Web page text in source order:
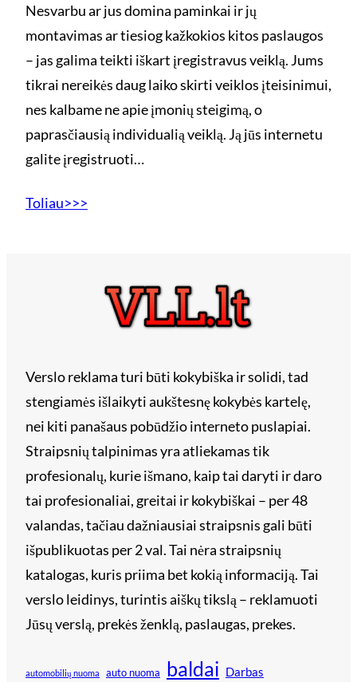
Nesvarbu ar jus domina paminkai ir jų
montavimas ar tiesiog kažkokios kitos paslaugos
– jas galima teikti iškart įregistravus veiklą. Jums
tikrai nereikės daug laiko skirti veiklos įteisinimui,
nes kalbame ne apie įmonių steigimą, o
paprasčiausią individualią veiklą. Ją jūs internetu
galite įregistruoti…
Toliau>>>
Verslo reklama turi būti kokybiška ir solidi, tad
stengiamės išlaikyti aukštesnę kokybės kartelę,
nei kiti panašaus pobūdžio interneto puslapiai.
Straipsnių talpinimas yra atliekamas tik
profesionalų, kurie išmano, kaip tai daryti ir daro
tai profesionaliai, greitai ir kokybiškai – per 48
valandas, tačiau dažniausiai straipsnis gali būti
išpublikuotas per 2 val. Tai nėra straipsnių
katalogas, kuris priima bet kokią informaciją. Tai
verslo leidinys, turintis aiškų tikslą – reklamuoti
Jūsų verslą, prekės ženklą, paslaugas, prekes.
automobilių nuoma auto nuoma baldai Darbas